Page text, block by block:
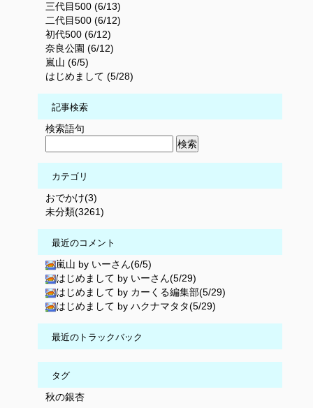
三代目500 (6/13)
二代目500 (6/12)
初代500 (6/12)
奈良公園 (6/12)
嵐山 (6/5)
はじめまして (5/28)
記事検索
検索語句
カテゴリ
おでかけ(3)
未分類(3261)
最近のコメント
嵐山 by いーさん(6/5)
はじめまして by いーさん(5/29)
はじめまして by カーくる編集部(5/29)
はじめまして by ハクナマタタ(5/29)
最近のトラックバック
タグ
秋の銀杏